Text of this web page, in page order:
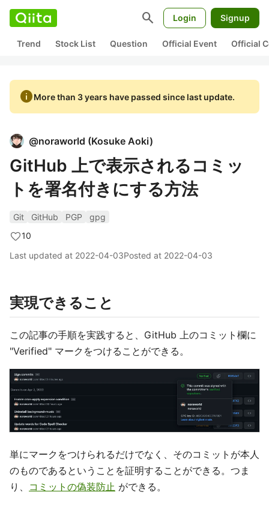
search Login Signup
Trend Stock List Question Official Event Official
infoMore than 3 years have passed since last update.
@noraworld (Kosuke Aoki)
GitHub 上で表示されるコミッ
トを署名付きにする方法
Git GitHub PGP
gpg
10
Last updated at 2022-04-03Posted at 2022-04-03
実現できること
この記事の手順を実践すると、GitHub 上のコミット欄に
"Verified" マークをつけることができる。
単にマークをつけられるだけでなく、そのコミットが本人
のものであるということを証明することができる。つま
り、 コミットの偽装防止 ができる。